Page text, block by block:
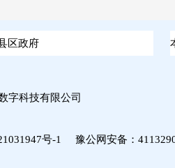
字科技有限公司
号-1 豫公网安备：